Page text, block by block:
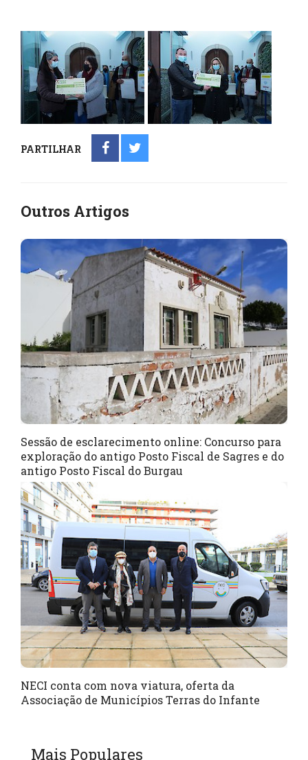
PARTILHAR
Outros Artigos
Sessão de esclarecimento online: Concurso para
exploração do antigo Posto Fiscal de Sagres e do
antigo Posto Fiscal do Burgau
NECI conta com nova viatura, oferta da
Associação de Municípios Terras do Infante
Mais Populares